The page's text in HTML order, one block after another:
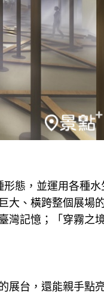
態，並運用各種水
大、橫跨整個展場
灣記憶；「穿霧之
展台，還能親手點